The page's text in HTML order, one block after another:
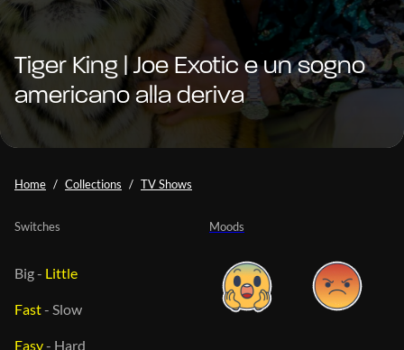
Tiger King | Joe Exotic e un sogno
americano alla deriva
Home Collections TV Shows
Moods
Switches
Big- Little
Fast- Slow
Easy- Hard